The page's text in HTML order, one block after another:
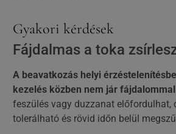
Gyakori kérdések
Fájdalmas a toka
A beavatkozás helyi
kezelés közben nem jár
feszülés vagy duzzanat előfordulhat,
tolerálható és rövid időn belül